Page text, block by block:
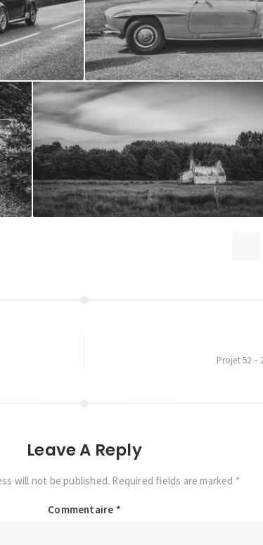
Projet 52 –
Leave A Reply
will not be published. Required fields are marked *
Commentaire *